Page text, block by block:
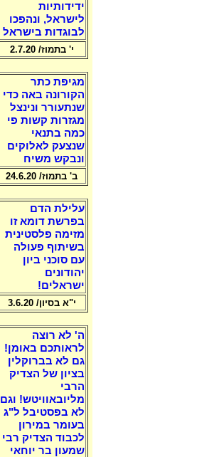
ידידותיות
לישראל, ונהפכו
לבוגדות בישראל
י' בתמוז/ 2.7.20
מגיפת כתר
הקורונה באה כדי
שנתעורר ונינצל
מגזרות קשות פי
כמה בתנאי
שנצעק לאלוקים
ונבקש משיח
ב' בתמוז/ 24.6.20
עלילת הדם
בפרשת דומא זו
מזימה פלסטינית
בשיתוף פעולה
עם סוכני ביון
יהודונים
ישראלים!
י"א בסיון/ 3.6.20
ה' לא רוצה
לראותכם באומן!
גם לא בברוקלין
בציון של הצדיק
הרבי
מליובאוויטש! וגם
לא בפסטיבל ל"ג
בעומר במירון
לכבוד הצדיק רבי
שמעון בר יוחאי